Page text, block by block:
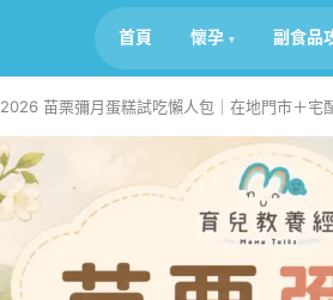
首頁 懷孕 副食品
2026 苗栗彌月蛋糕試吃懶人包｜在地門市＋宅